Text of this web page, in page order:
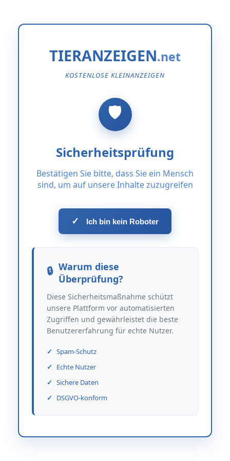
TIERANZEIGEN
KOSTENLOSE KLEINANZEIGEN
Sicherheitsprüfung
Bestätigen Sie bitte, dass Sie ein Mensch
sind, um auf unsere Inhalte zuzugreifen
✓ Ich bin kein Roboter
Warum diese
Überprüfung?
Diese Sicherheitsmaßnahme schützt
unsere Plattform vor automatisierten
Zugriffen und gewährleistet die beste
Benutzererfahrung für echte Nutzer.
Spam-Schutz
Echte Nutzer
Sichere Daten
DSGVO-konform